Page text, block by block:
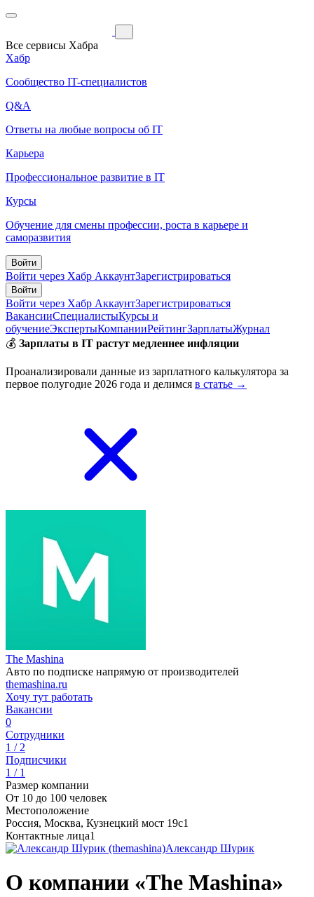
Все сервисы Хабра
Хабр
Сообщество IT-специалистов
Q&A
Ответы на любые вопросы об IT
Карьера
Профессиональное развитие в IT
Курсы
Обучение для смены профессии, роста в карьере и
саморазвития
Войти
Войти через Хабр АккаунтЗарегистрироваться
Войти
Войти через Хабр АккаунтЗарегистрироваться
ВакансииСпециалистыКурсы и
обучениеЭкспертыКомпанииРейтингЗарплатыЖурнал
💰 Зарплаты в IT растут медленнее инфляции
Проанализировали данные из зарплатного калькулятора за
первое полугодие 2026 года и делимся в статье →
The Mashina
Авто по подписке напрямую от производителей
themashina.ru
Хочу тут работать
Вакансии
0
Сотрудники
1 / 2
Подписчики
1 / 1
Размер компании
От 10 до 100 человек
Местоположение
Россия, Москва, Кузнецкий мост 19с1
Контактные лица1
Александр Шурик
О компании «The Mashina»